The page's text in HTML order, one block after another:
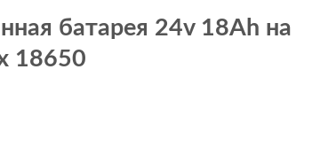
батарея 24v 18Ah на
18650
Литий-ионная батарея 24v 18Ah на элементах 18650